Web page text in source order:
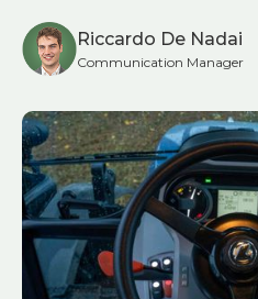
Riccardo De Nadai
Communication Manager